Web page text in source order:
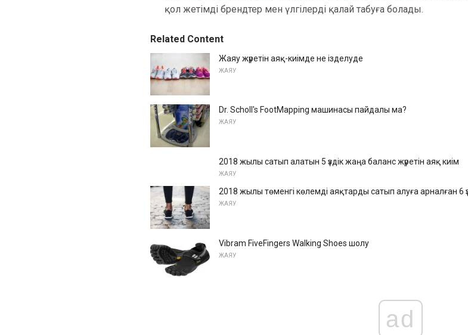
қол жетімді брендтер мен үлгілерді қалай табуға болады.
Related Content
Жаяу жүретін аяқ-киімде не ізделуде
ЖАЯУ
Dr. Scholl's FootMapping машинасы пайдалы ма?
ЖАЯУ
2018 жылы сатып алатын 5 үздік жаңа баланс жүретін аяқ киім
ЖАЯУ
2018 жылы төменгі көлемді аяқтарды сатып алуға арналған 6
ЖАЯУ
Vibram FiveFingers Walking Shoes шолу
ЖАЯУ
ad